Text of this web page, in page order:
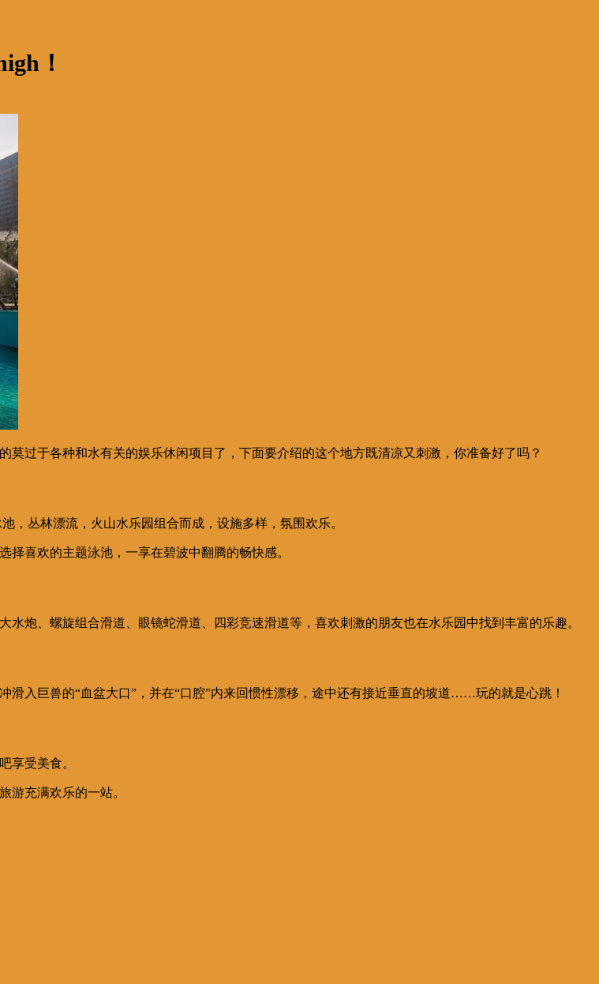
！
过于各种和水有关的娱乐休闲项目了，下面要介绍的这个地方既清凉又刺激，你准备好了吗？
，丛林漂流，火山水乐园组合而成，设施多样，氛围欢乐。
喜欢的主题泳池，一享在碧波中翻腾的畅快感。
炮、螺旋组合滑道、眼镜蛇滑道、四彩竞速滑道等，喜欢刺激的朋友也在水乐园中找到丰富的乐趣。
入巨兽的“血盆大口”，并在“口腔”内来回惯性漂移，途中还有接近垂直的坡道……玩的就是心跳！
享受美食。
游充满欢乐的一站。